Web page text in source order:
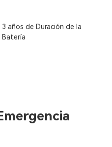
3 años de Duración de la
Batería